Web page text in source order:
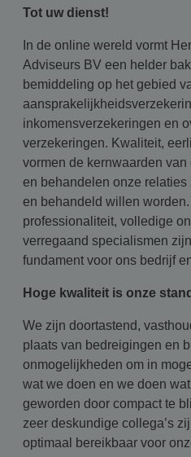
Tot uw dienst!
In de online wereld vormt
Adviseurs BV een helder
bemiddeling op het gebied
inkomensverzekeringen en
verzekeringen. Kwaliteit,
vormen de kernwaarden
en behandelen onze
en behandeld willen
professionaliteit, volledige
verregaand specialismen
fundament voor ons bedrijf
Hoge kwaliteit is onze
We zijn doortastend,
plaats van bedreigingen en
onmogelijkheden om in
wat we doen en we doen
geworden door compact te
zeer deskundige collega’s
optimaal bereikbaar voor